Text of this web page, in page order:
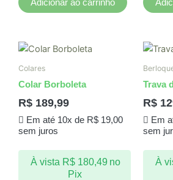
Adicionar ao carrinho
Colares
Colar Borboleta
R$ 189,99
Em até 10x de R$19,00
sem juros
À vista R$180,49 no
Pix
Trava
R$
Em
sem
À